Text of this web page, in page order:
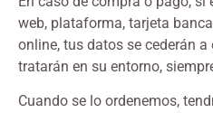
web, plataforma, tarjeta
online, tus datos se cederán
tratarán en su entorno,
Cuando se lo ordenemos,